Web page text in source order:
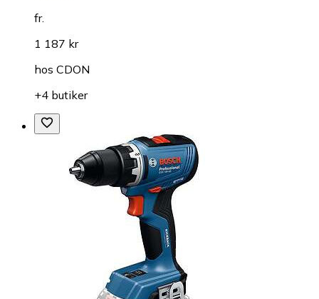
fr.
1 187 kr
hos CDON
+4 butiker